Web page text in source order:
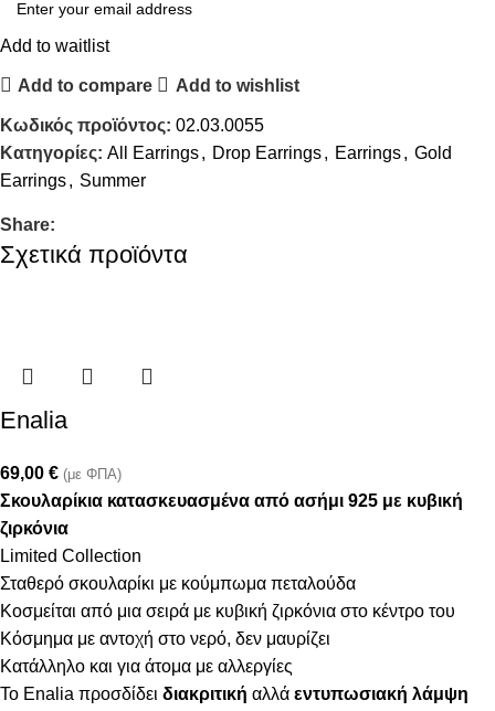
Add to waitlist
Add to compare Add to wishlist
Κωδικός προϊόντος: 02.03.0055
Κατηγορίες: All Earrings, Drop Earrings, Earrings, Gold
Earrings, Summer
Share:
Σχετικά προϊόντα
Enalia
69,00 € (με ΦΠΑ)
Σκουλαρίκια κατασκευασμένα από ασήμι 925 με κυβική
ζιρκόνια
Limited Collection
Σταθερό σκουλαρίκι με κούμπωμα πεταλούδα
Κοσμείται από μια σειρά με κυβική ζιρκόνια στο κέντρο του
Κόσμημα με αντοχή στο νερό, δεν μαυρίζει
Κατάλληλο και για άτομα με αλλεργίες
Το Enalia προσδίδει διακριτική αλλά εντυπωσιακή λάμψη